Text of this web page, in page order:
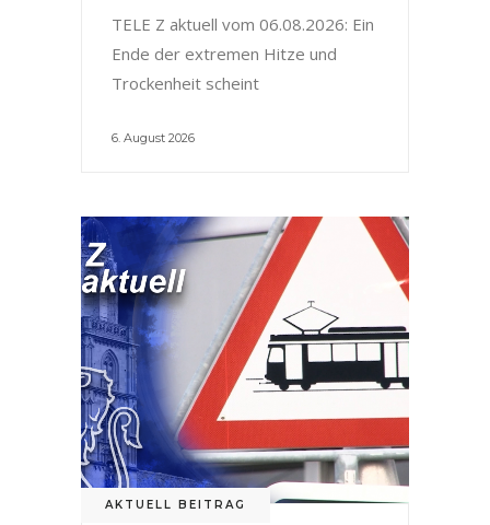
TELE Z aktuell vom 06.08.2026: Ein
Ende der extremen Hitze und
Trockenheit scheint
6. August 2026
AKTUELL BEITRAG